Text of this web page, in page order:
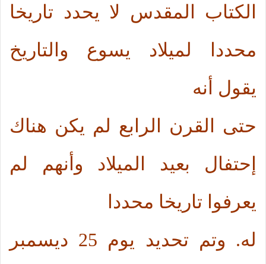
الكتاب المقدس لا يحدد تاريخا
محددا لميلاد يسوع والتاريخ
يقول أنه
حتى القرن الرابع لم يكن هناك
إحتفال بعيد الميلاد وأنهم لم
يعرفوا تاريخا محددا
له. وتم تحديد يوم 25 ديسمبر